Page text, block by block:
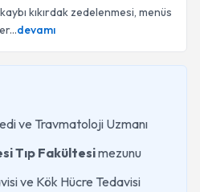
kıkırdak zedelenmesi, menüs
devamı
ve Travmatoloji Uzmanı
Tıp Fakültesimezunu
ve Kök Hücre Tedavisi